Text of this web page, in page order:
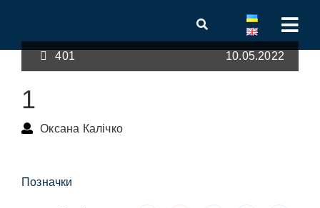
401 10.05.2022
1
Оксана Калічко
Позначки